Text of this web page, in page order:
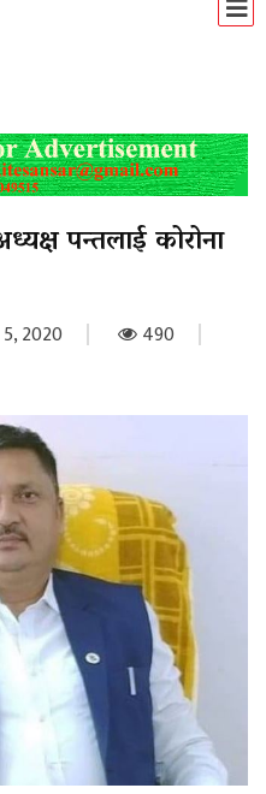
पन्तलाई कोरोना
2020
490